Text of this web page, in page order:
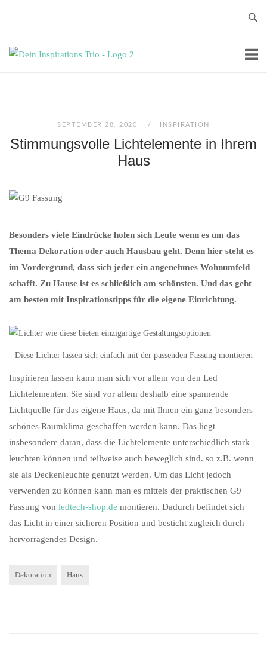
Home
SEPTEMBER 28, 2020 INSPIRATION
Stimmungsvolle Lichtelemente in Ihrem
Haus
Besonders viele Eindrücke holen sich Leute wenn es um das
Thema Dekoration oder auch Hausbau geht. Denn hier steht es
im Vordergrund, dass sich jeder ein angenehmes Wohnumfeld
schafft. Zu Hause ist es schließlich am schönsten. Und das geht
am besten mit Inspirationstipps für die eigene Einrichtung.
Diese Lichter lassen sich einfach mit der passenden Fassung montieren
Inspirieren lassen kann man sich vor allem von den Led
Lichtelementen. Sie sind vor allem deshalb eine spannende
Lichtquelle für das eigene Haus, da mit Ihnen ein ganz besonders
schönes Raumklima geschaffen werden kann. Das liegt
insbesondere daran, dass die Lichtelemente unterschiedlich stark
leuchten können und teilweise auch beweglich sind. so z.B. wenn
sie als Deckenleuchte genutzt werden. Um das Licht jedoch
verwenden zu können kann man es mittels der praktischen G9
Fassung von ledtech-shop.de montieren. Dadurch befindet sich
das Licht in einer sicheren Position und besticht zugleich durch
hervorragendes Design.
Dekoration Haus